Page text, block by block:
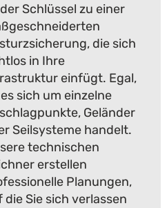
Schlüssel zu einer
die sich
in Ihre
einfügt. Egal,
sich um einzelne
Geländer
Seilsysteme handelt.
technischen
erstellen
Planungen,
die Sie sich verlassen